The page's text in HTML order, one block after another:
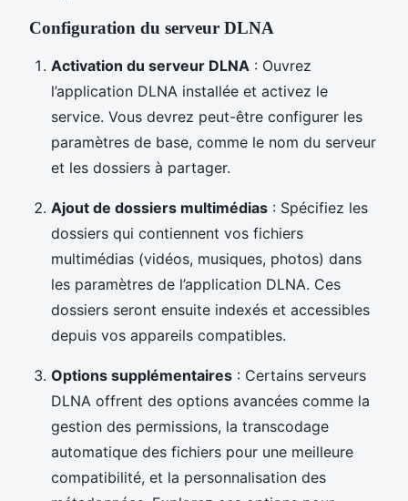
Configuration du serveur DLNA
Activation du serveur DLNA : Ouvrez
l’application DLNA installée et activez le
service. Vous devrez peut-être configurer les
paramètres de base, comme le nom du serveur
et les dossiers à partager.
Ajout de dossiers multimédias : Spécifiez les
dossiers qui contiennent vos fichiers
multimédias (vidéos, musiques, photos) dans
les paramètres de l’application DLNA. Ces
dossiers seront ensuite indexés et accessibles
depuis vos appareils compatibles.
Options supplémentaires : Certains serveurs
DLNA offrent des options avancées comme la
gestion des permissions, la transcodage
automatique des fichiers pour une meilleure
compatibilité, et la personnalisation des